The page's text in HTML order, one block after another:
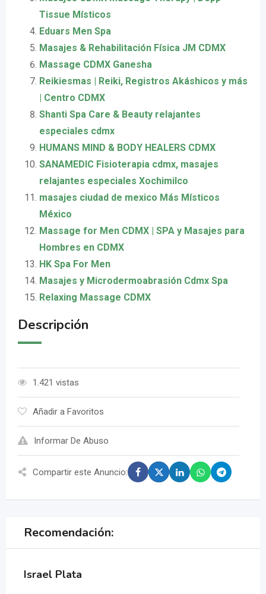
Tissue Místicos
Eduars Men Spa
Masajes & Rehabilitación Física JM CDMX
Massage CDMX Ganesha
Reikiesmas | Reiki, Registros Akáshicos y más
| Centro CDMX
Shanti Spa Care & Beauty relajantes
especiales cdmx
HUMANS MIND & BODY HEALERS CDMX
SANAMEDIC Fisioterapia cdmx, masajes
relajantes especiales Xochimilco
masajes ciudad de mexico Más Místicos
México
Massage for Men CDMX | SPA y Masajes para
Hombres en CDMX
HK Spa For Men
Masajes y Microdermoabrasión Cdmx Spa
Relaxing Massage CDMX
Descripción
1.421 vistas
Añadir a Favoritos
Informar De Abuso
Compartir este Anuncio:
Recomendación:
Israel Plata